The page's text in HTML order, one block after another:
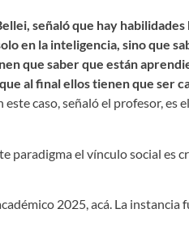
señaló que hay habilidades
en la inteligencia, sino que
que saber que están
al final ellos tienen que ser
este caso, señaló el profesor, es
paradigma el vínculo social es
2025, acá. La instancia